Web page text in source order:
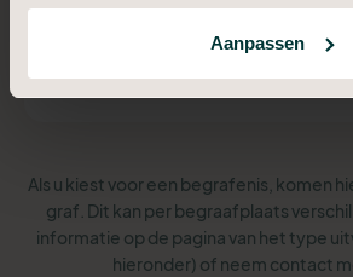
Aanpassen
Hulp bij de rouwkaart
Plan een
Als u kiest voor een begrafenis, komen
graf. Dit kan per begraafplaats
informatie op de pagina van het type
hieronder) of neem contact